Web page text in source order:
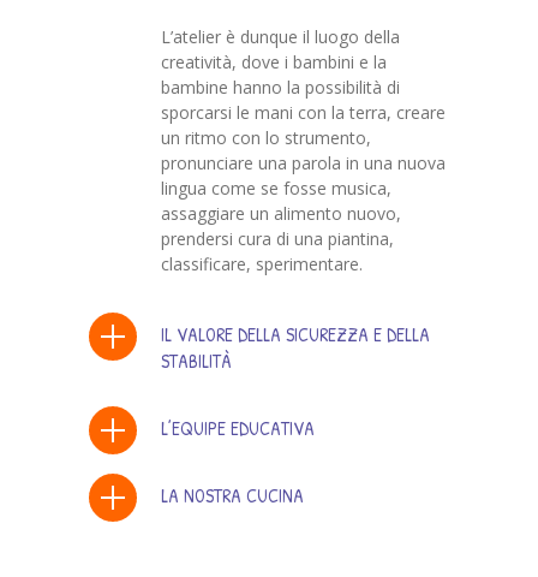
L’atelier è dunque il luogo della
creatività, dove i bambini e la
bambine hanno la possibilità di
sporcarsi le mani con la terra, creare
un ritmo con lo strumento,
pronunciare una parola in una nuova
lingua come se fosse musica,
assaggiare un alimento nuovo,
prendersi cura di una piantina,
classificare, sperimentare.
IL VALORE DELLA SICUREZZA E DELLA
STABILITÀ
L’EQUIPE EDUCATIVA
LA NOSTRA CUCINA